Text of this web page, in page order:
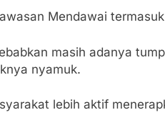
Mendawai
masih adanya
nyamuk.
lebih aktif